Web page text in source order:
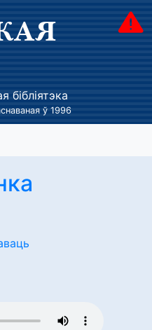
бібліятэка
ў 1996